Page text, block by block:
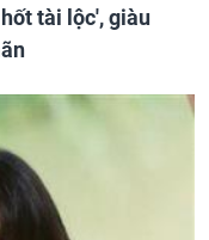
tài lộc', giàu